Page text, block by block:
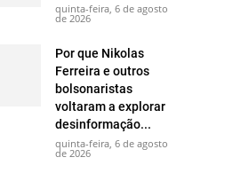
quinta-feira, 6 de agosto
de 2026
Por que Nikolas
Ferreira e outros
bolsonaristas
voltaram a explorar
desinformação...
quinta-feira, 6 de agosto
de 2026